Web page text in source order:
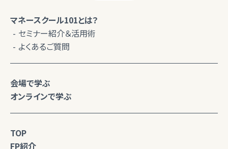
マネースクール101とは？
セミナー紹介＆活用術
よくあるご質問
会場で学ぶ
オンラインで学ぶ
TOP
FP紹介